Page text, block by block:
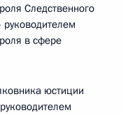
Следственного
в сфере
юстиции